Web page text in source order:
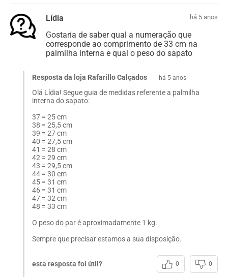
Lídia há 5 anos
Gostaria de saber qual a numeração que
corresponde ao comprimento de 33 cm na
palmilha interna e qual o peso do sapato
Resposta da loja Rafarillo Calçados há 5 anos
Olá Lídia! Segue guia de medidas referente a palmilha
interna do sapato:
37 = 25 cm
38 = 25,5 cm
39 = 27 cm
40 = 27,5 cm
41 = 28 cm
42 = 29 cm
43 = 29,5 cm
44 = 30 cm
45 = 31 cm
46 = 31 cm
47 = 32 cm
48 = 33 cm
O peso do par é aproximadamente 1 kg.
Sempre que precisar estamos a sua disposição.
esta resposta foi útil? 0 0